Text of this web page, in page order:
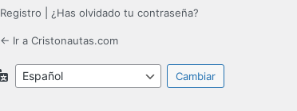
Registro ¿Has olvidado tu contraseña?
← Ir a Cristonautas.com
Idioma